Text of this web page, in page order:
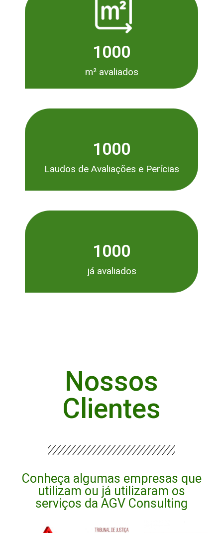
m² avaliados
1000
Laudos de Avaliações e Perícias
1000
já avaliados
1000
Nossos
Clientes
Conheça algumas empresas que
utilizam ou já utilizaram os
serviços da AGV Consulting